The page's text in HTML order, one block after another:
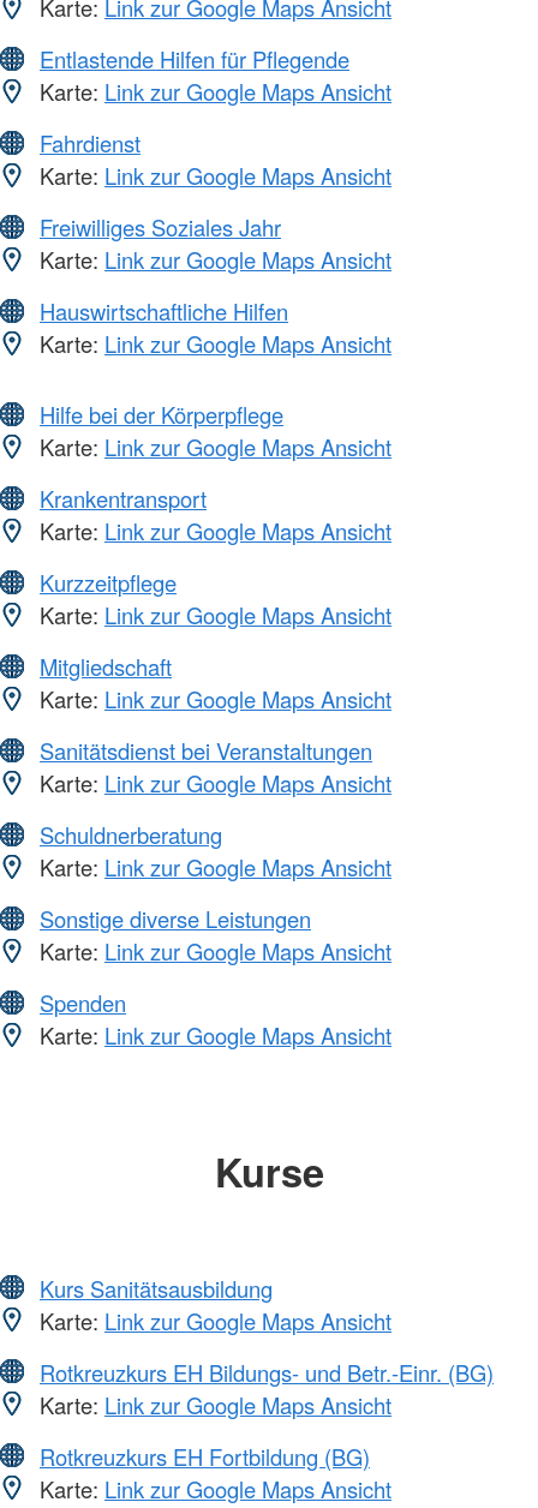
Karte: Link zur Google Maps Ansicht
Entlastende Hilfen für Pflegende
Karte: Link zur Google Maps Ansicht
Fahrdienst
Karte: Link zur Google Maps Ansicht
Freiwilliges Soziales Jahr
Karte: Link zur Google Maps Ansicht
Hauswirtschaftliche Hilfen
Karte: Link zur Google Maps Ansicht
Hilfe bei der Körperpflege
Karte: Link zur Google Maps Ansicht
Krankentransport
Karte: Link zur Google Maps Ansicht
Kurzzeitpflege
Karte: Link zur Google Maps Ansicht
Mitgliedschaft
Karte: Link zur Google Maps Ansicht
Sanitätsdienst bei Veranstaltungen
Karte: Link zur Google Maps Ansicht
Schuldnerberatung
Karte: Link zur Google Maps Ansicht
Sonstige diverse Leistungen
Karte: Link zur Google Maps Ansicht
Spenden
Karte: Link zur Google Maps Ansicht
Kurse
Kurs Sanitätsausbildung
Karte: Link zur Google Maps Ansicht
Rotkreuzkurs EH Bildungs- und Betr.-Einr. (BG)
Karte: Link zur Google Maps Ansicht
Rotkreuzkurs EH Fortbildung (BG)
Karte: Link zur Google Maps Ansicht